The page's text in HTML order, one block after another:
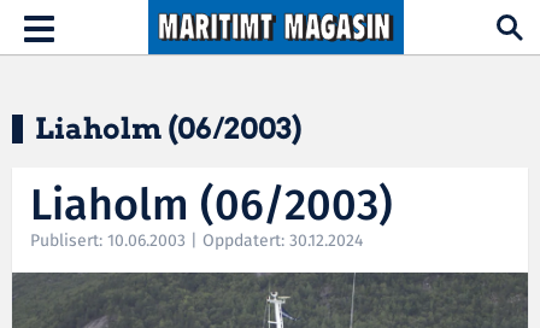
Hopp til hovedinnhold
Toggle
navigation
Liaholm (06/2003)
Liaholm (06/2003)
Publisert: 10.06.2003 | Oppdatert: 30.12.2024